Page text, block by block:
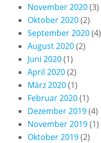
November 2020(3)
Oktober 2020(2)
September 2020(4)
August 2020(2)
Juni 2020(1)
April 2020(2)
März 2020(1)
Februar 2020(1)
Dezember 2019(4)
November 2019(1)
Oktober 2019(2)